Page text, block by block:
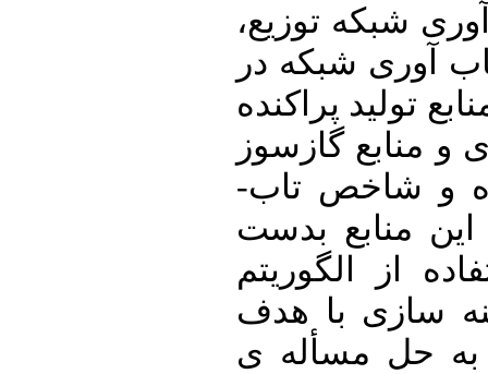
شبکه توزیع،
شبکه در
تولید پراکنده
گازسوز
متداول، فرموله­ بندی شده و شاخص تاب­
منابع بدست
از الگوریتم
سازی با هدف
به حل مسأله­ ی